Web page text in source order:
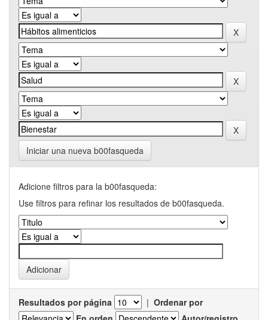
Iniciar una nueva b00fasqueda
Adicione filtros para la b00fasqueda:
Use filtros para refinar los resultados de b00fasqueda.
Resultados por página | Ordenar por